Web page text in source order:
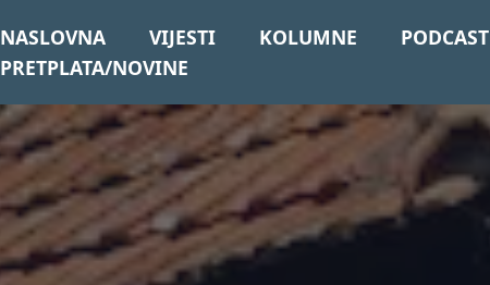
NASLOVNA VIJESTI KOLUMNE PODCAST
PRETPLATA/NOVINE